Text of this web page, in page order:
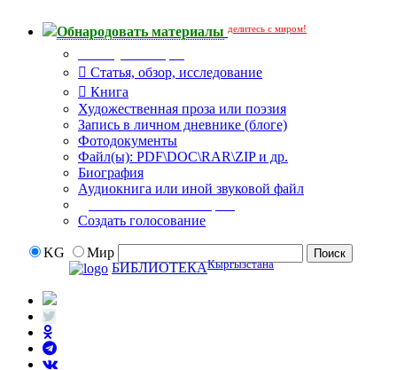
Обнародовать материалы делитесь с миром!
Статья, обзор, исследование
Книга
Художественная проза или поэзия
Запись в личном дневнике (блоге)
Фотодокументы
Файл(ы): PDF\DOC\RAR\ZIP и др.
Биография
Аудиокнига или иной звуковой файл
Создать голосование
KG
Мир
БИБЛИОТЕКАКыргызстана